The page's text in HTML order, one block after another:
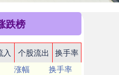
跌榜
入 个股流出
换手率
涨幅
换手率